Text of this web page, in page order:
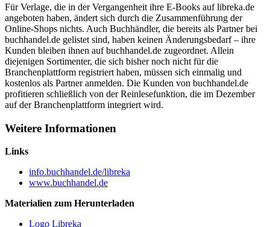
Für Verlage, die in der Vergangenheit ihre E-Books auf libreka.de
angeboten haben, ändert sich durch die Zusammenführung der
Online-Shops nichts. Auch Buchhändler, die bereits als Partner bei
buchhandel.de gelistet sind, haben keinen Änderungsbedarf – ihre
Kunden bleiben ihnen auf buchhandel.de zugeordnet. Allein
diejenigen Sortimenter, die sich bisher noch nicht für die
Branchenplattform registriert haben, müssen sich einmalig und
kostenlos als Partner anmelden. Die Kunden von buchhandel.de
profitieren schließlich von der Reinlesefunktion, die im Dezember
auf der Branchenplattform integriert wird.
Weitere Informationen
Links
info.buchhandel.de/libreka
www.buchhandel.de
Materialien zum Herunterladen
Logo Libreka